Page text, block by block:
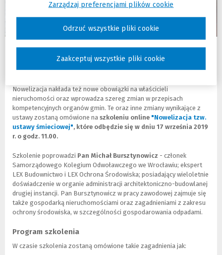
Co się zmieni?
Zmianie ulegnie nietylko sposob rozliczeń z przedsiębiorcami
Nowelizacja nakłada też nowe obowiązki na właścicieli
nieruchomości oraz wprowadza szereg zmian w przepisach
kompetencyjnych organów gmin. Te oraz inne zmiany wynikające z
ustawy zostaną omówione na szkoleniu online "Nowelizacja tzw.
ustawy śmieciowej"(
w
e
o
k
n
o
)
(
n
k
d
o
i
n
n
j
t
, które odbędzie się w dniu 17 września 2019
r. o godz. 11.00.
Szkolenie poprowadzi Pan Michał Bursztynowicz - członek
Samorządowego Kolegium Odwoławczego we Wrocławiu; ekspert
LEX Budownictwo i LEX Ochrona Środowiska; posiadający wieloletnie
doświadczenie w organie administracji architektoniczno-budowlanej
drugiej instancji. Pan Bursztynowicz w pracy zawodowej zajmuje się
także gospodarką nieruchomościami oraz zagadnieniami z zakresu
ochrony środowiska, w szczególności gospodarowania odpadami.
Program szkolenia
W czasie szkolenia zostaną omówione takie zagadnienia jak:
Odrzuć wszystkie pliki cookie
Zaakceptuj wszystkie pliki cookie
Zarządzaj preferencjami plików cookie